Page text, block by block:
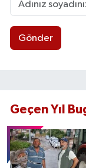
Gönder
Geçen Yıl